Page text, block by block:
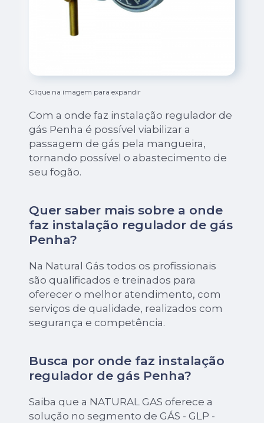
Clique na imagem para expandir
Com a onde faz instalação regulador de
gás Penha é possível viabilizar a
passagem de gás pela mangueira,
tornando possível o abastecimento de
seu fogão.
Quer saber mais sobre a onde
faz instalação regulador de gás
Penha?
Na Natural Gás todos os profissionais
são qualificados e treinados para
oferecer o melhor atendimento, com
serviços de qualidade, realizados com
segurança e competência.
Busca por onde faz instalação
regulador de gás Penha?
Saiba que a NATURAL GAS oferece a
solução no segmento de GÁS - GLP -